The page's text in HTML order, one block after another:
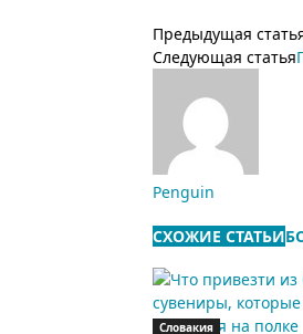
Предыдущая
Следующая статья
Penguin
СХОЖИЕ СТАТЬИ
Словакия